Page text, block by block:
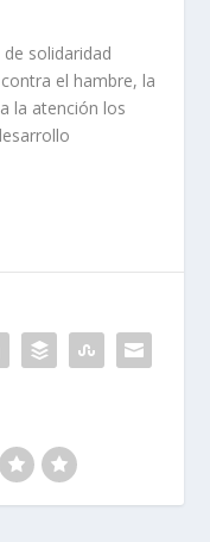
solidaridad
el hambre, la
la atención los